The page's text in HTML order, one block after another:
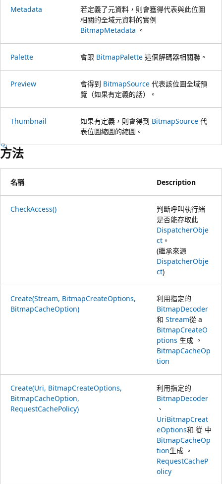
Metadata
若定義了元資料，則會獲得代表與此位圖
相關的全域元資料的實例
BitmapMetadata 。
Palette 會跟 BitmapPalette 這個解碼器相關聯。
Preview 會得到 BitmapSource 代表該位圖全域預
覽（如果有定義的話）。
Thumbnail 如果有定義，則會得到 BitmapSource 代
表位圖縮圖的縮圖。
方法
名稱 Description
CheckAccess()
判斷呼叫執行緒
是否能存取此
DispatcherObje
ct 。
(繼承來源
DispatcherObje
ct)
Create(Stream, BitmapCreateOptions,
BitmapCacheOption)
利用指定的
BitmapDecoder
和 Stream從 a
BitmapCreateO
ptions 生成 。
BitmapCacheOp
tion
Create(Uri, BitmapCreateOptions,
BitmapCacheOption,
RequestCachePolicy)
利用指定的
BitmapDecoder
、
UriBitmapCreat
eOptions和 從 中
BitmapCacheOp
tion生成 。
RequestCacheP
olicy